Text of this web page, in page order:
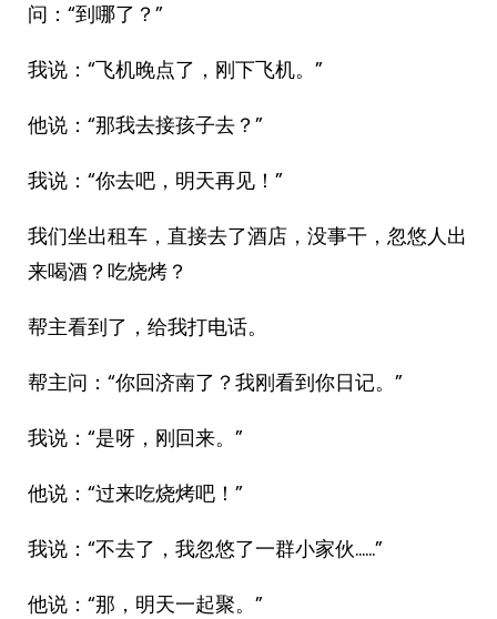
问：“到哪了？”
我说：“飞机晚点了，刚下飞机。”
他说：“那我去接孩子去？”
我说：“你去吧，明天再见！”
我们坐出租车，直接去了酒店，没事干，忽悠人出
来喝酒？吃烧烤？
帮主看到了，给我打电话。
帮主问：“你回济南了？我刚看到你日记。”
我说：“是呀，刚回来。”
他说：“过来吃烧烤吧！”
我说：“不去了，我忽悠了一群小家伙……”
他说：“那，明天一起聚。”